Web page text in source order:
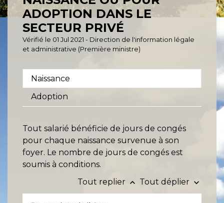
ADOPTION DANS LE
SECTEUR PRIVÉ
Vérifié le 01 Jul 2021 - Direction de l'information légale
et administrative (Première ministre)
Naissance
Adoption
Tout salarié bénéficie de jours de congés
pour chaque naissance survenue à son
foyer. Le nombre de jours de congés est
soumis à conditions.
Tout replier keyboard_arrow_up Tout déplier keyboard_arrow_down